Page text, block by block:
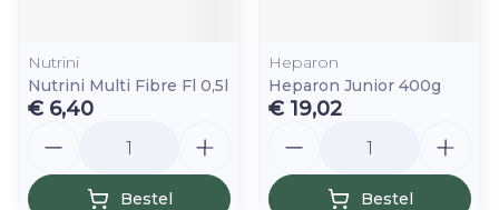
Nutrini
Nutrini Multi Fibre Fl 0,5l
€ 6,40
Bestel
Heparon
Heparon Junior 400g
€ 19,02
Bestel